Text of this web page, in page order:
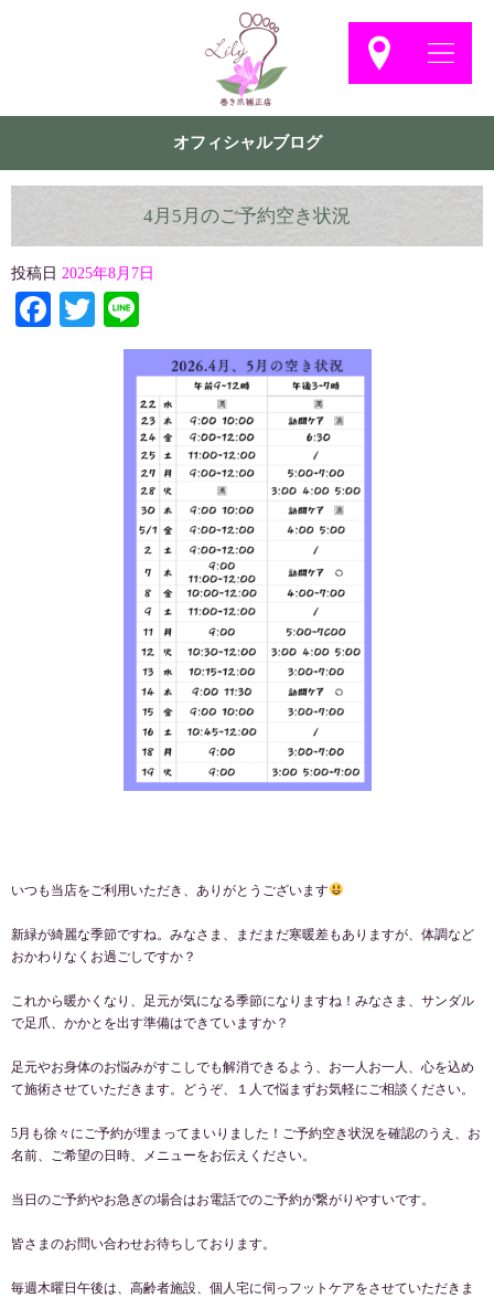
オフィシャルブログ
4月5月のご予約空き状況
投稿日 2025年8月7日
Facebook
Twitter
いつも当店をご利用いただき、ありがとうございます
新緑が綺麗な季節ですね。みなさま、まだまだ寒暖差もありますが、体調など
おかわりなくお過ごしですか？
これから暖かくなり、足元が気になる季節になりますね！みなさま、サンダル
で足爪、かかとを出す準備はできていますか？
足元やお身体のお悩みがすこしでも解消できるよう、お一人お一人、心を込め
て施術させていただきます。どうぞ、１人で悩まずお気軽にご相談ください。
5月も徐々にご予約が埋まってまいりました！ご予約空き状況を確認のうえ、お
名前、ご希望の日時、メニューをお伝えください。
当日のご予約やお急ぎの場合はお電話でのご予約が繋がりやすいです。
皆さまのお問い合わせお待ちしております。
毎週木曜日午後は、高齢者施設、個人宅に伺っフットケアをさせていただきま